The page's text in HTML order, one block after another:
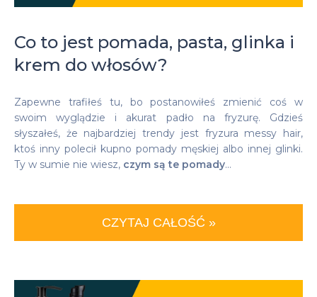
Co to jest pomada, pasta, glinka i
krem do włosów?
Zapewne trafiłeś tu, bo postanowiłeś zmienić coś w
swoim wyglądzie i akurat padło na fryzurę. Gdzieś
słyszałeś, że najbardziej trendy jest fryzura messy hair,
ktoś inny polecił kupno pomady męskiej albo innej glinki.
Ty w sumie nie wiesz, czym są te pomady...
CZYTAJ CAŁOŚĆ »